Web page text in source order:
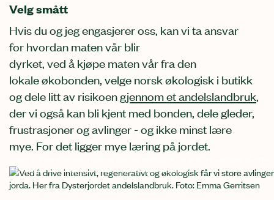
Velgsmått
Hvis du og jeg engasjerer oss, kan vi ta ansvar
for hvordan maten vår blir
dyrket, ved å kjøpe maten vår fra den
lokaleøkobonden, velge norsk økologisk i butikk
ogdele litt av risikoen gjennometandelslandbruk,
der vi også kan bli kjent med bonden, dele gleder,
frustrasjonerogavlinger - og ikke minst lære
mye. Fordet ligger mye læring på jordet.
Dysterjordet andelslandbruk. Foto: Emma Gerritsen